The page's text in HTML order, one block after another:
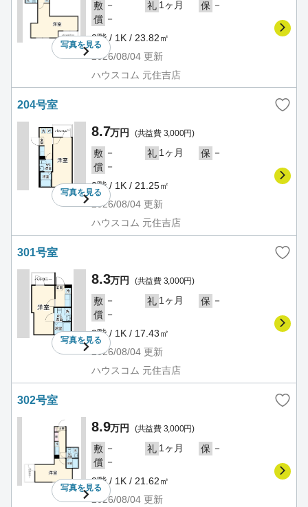
写真を見る
敷 － 礼 1ヶ月 保 －
償 －
2階 / 1K / 23.82㎡
2026/08/04 更新
ハウスコム 元住吉店
204号室
写真を見る
8.7万円 (共益費 3,000円)
敷 － 礼 1ヶ月 保 －
償 －
2階 / 1K / 21.25㎡
2026/08/04 更新
ハウスコム 元住吉店
301号室
写真を見る
8.3万円 (共益費 3,000円)
敷 － 礼 1ヶ月 保 －
償 －
3階 / 1K / 17.43㎡
2026/08/04 更新
ハウスコム 元住吉店
302号室
写真を見る
8.9万円 (共益費 3,000円)
敷 － 礼 1ヶ月 保 －
償 －
3階 / 1K / 21.62㎡
2026/08/04 更新